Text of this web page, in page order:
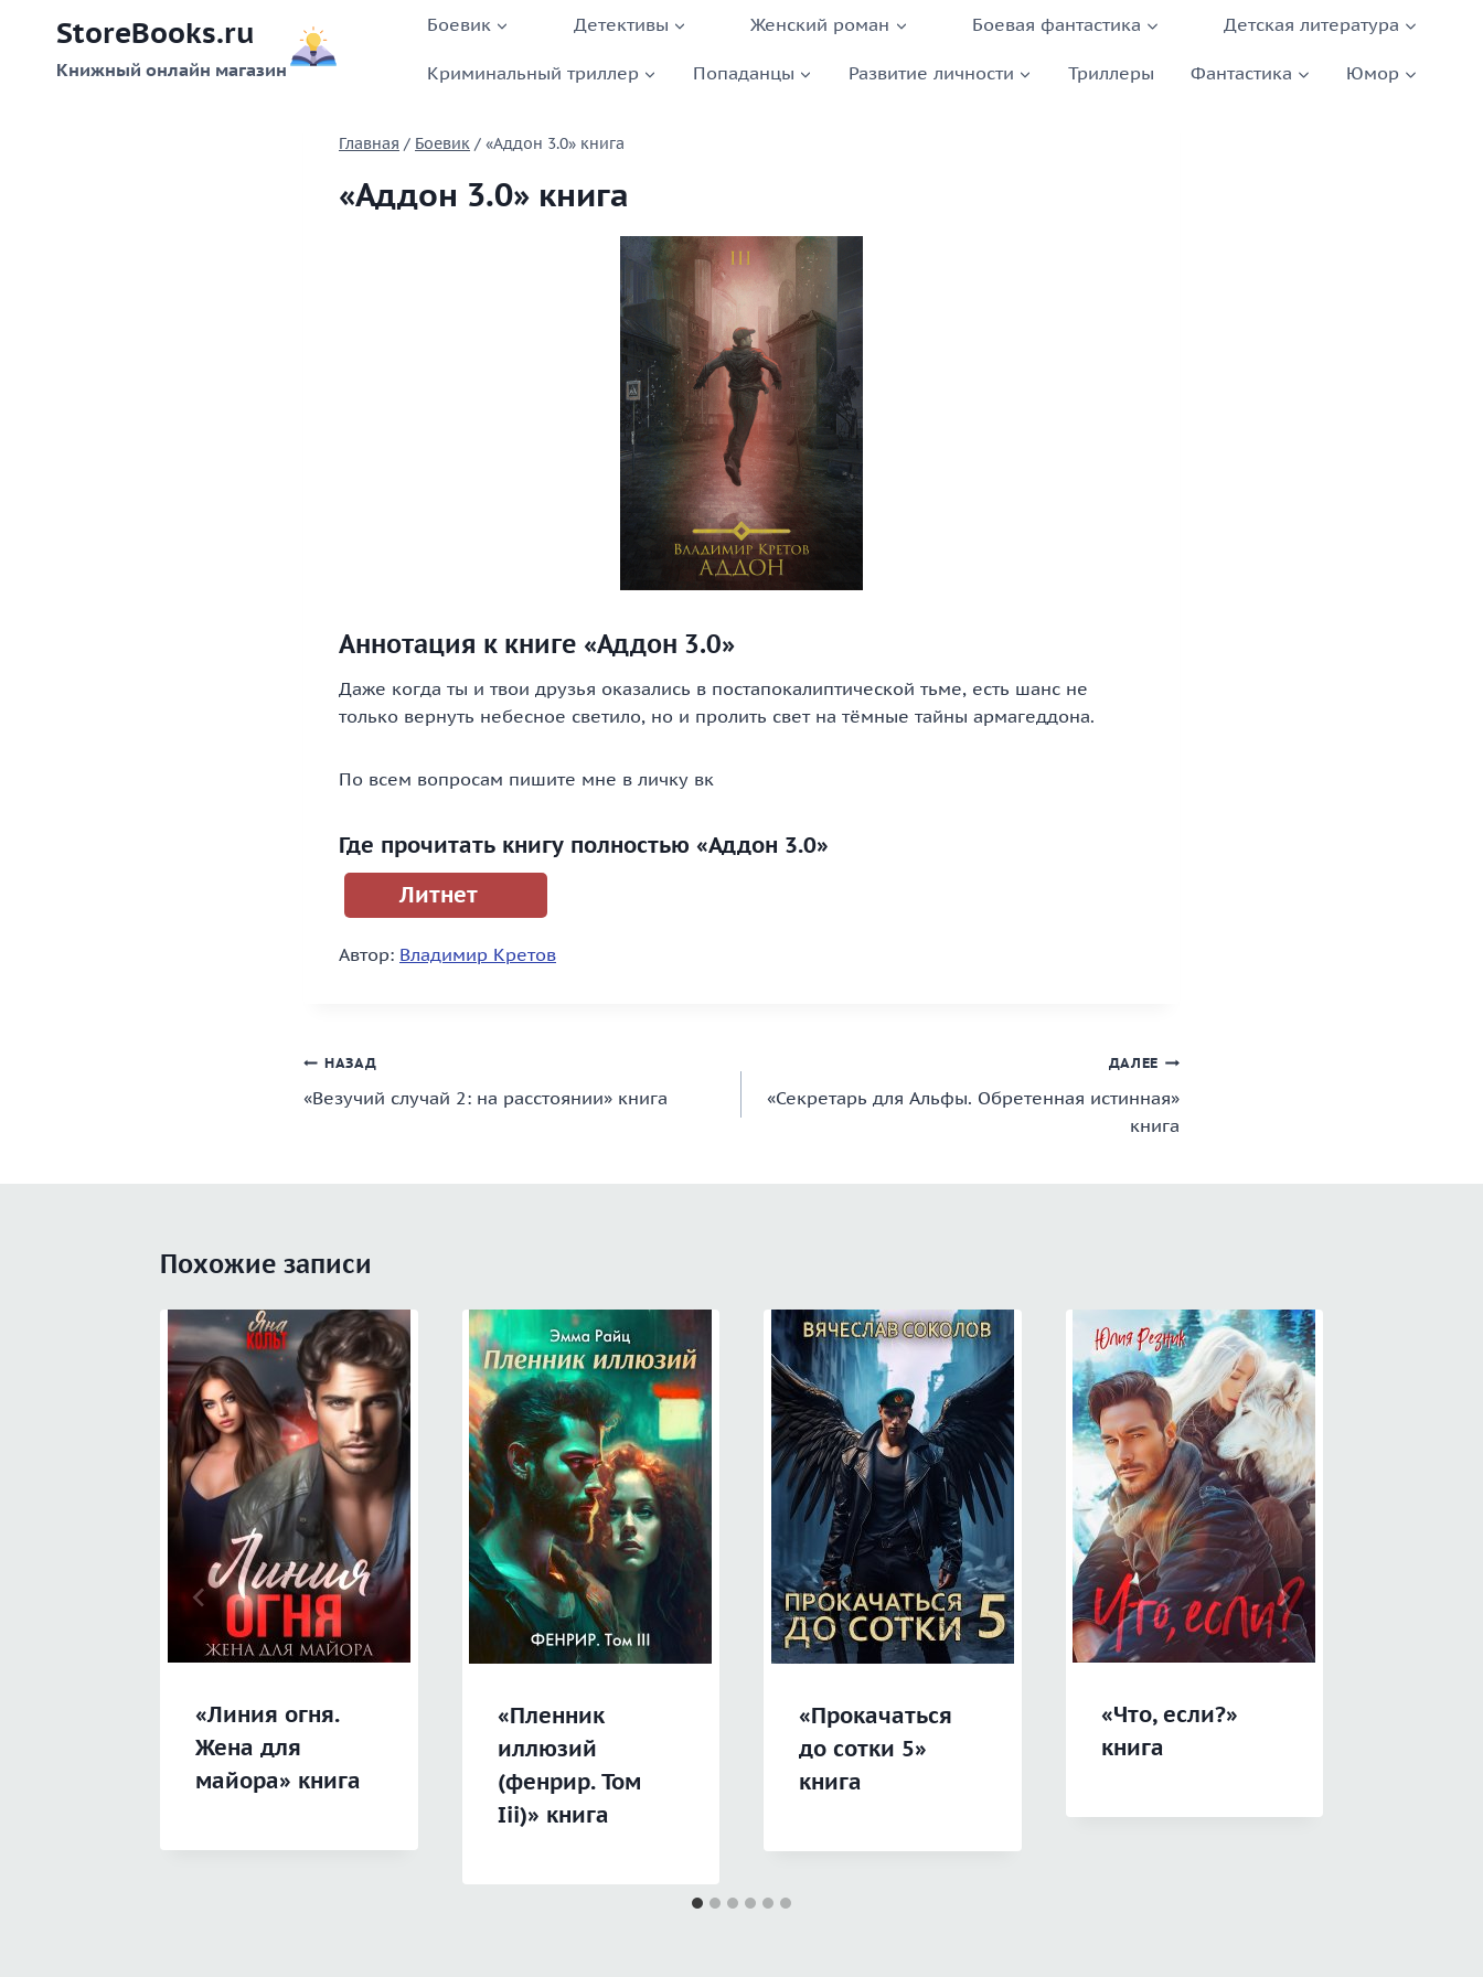
содержимому
StoreBooks.ru
Книжный онлайн магазин
Боевик Детективы Женский роман Боевая фантастика Детская литература
Криминальный триллер Попаданцы Развитие личности Триллеры Фантастика Юмор
Главная / Боевик / «Аддон 3.0» книга
«Аддон 3.0» книга
Аннотация к книге «Аддон 3.0»
Даже когда ты и твои друзья оказались в постапокалиптической тьме, есть шанс не
только вернуть небесное светило, но и пролить свет на тёмные тайны армагеддона.
По всем вопросам пишите мне в личку вк
Где прочитать книгу полностью «Аддон 3.0»
Литнет
Автор: Владимир Кретов
Навигация
по
НАЗАД
«Везучий случай 2: на расстоянии» книга
ДАЛЕЕ
«Секретарь для Альфы. Обретенная истинная»
книга
Похожие записи
«Линия огня.
Жена для
майора» книга
«Пленник
иллюзий
(фенрир. Том
Iii)» книга
«Прокачаться
до сотки 5»
книга
«Что, если?»
книга